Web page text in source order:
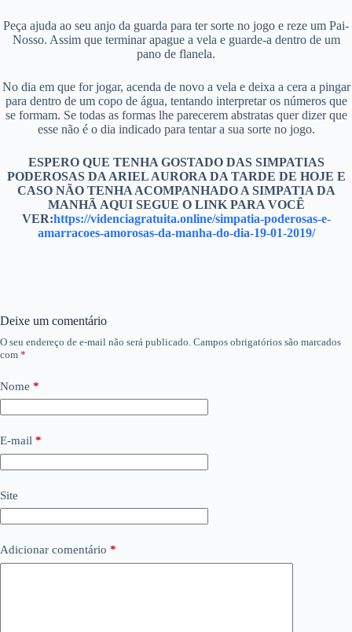
Peça ajuda ao seu anjo da guarda para ter sorte no jogo e reze um Pai-
Nosso. Assim que terminar apague a vela e guarde-a dentro de um
pano de flanela.
No dia em que for jogar, acenda de novo a vela e deixa a cera a pingar
para dentro de um copo de água, tentando interpretar os números que
se formam. Se todas as formas lhe parecerem abstratas quer dizer que
esse não é o dia indicado para tentar a sua sorte no jogo.
ESPERO QUE TENHA GOSTADO DAS SIMPATIAS
PODEROSAS DA ARIEL AURORA DA TARDE DE HOJE E
CASO NÃO TENHA ACOMPANHADO A SIMPATIA DA
MANHÃ AQUI SEGUE O LINK PARA VOCÊ
VER:https://videnciagratuita.online/simpatia-poderosas-e-
amarracoes-amorosas-da-manha-do-dia-19-01-2019/
Deixe um comentário
O seu endereço de e-mail não será publicado. Campos obrigatórios são marcados
com *
Nome *
E-mail *
Site
Adicionar comentário *